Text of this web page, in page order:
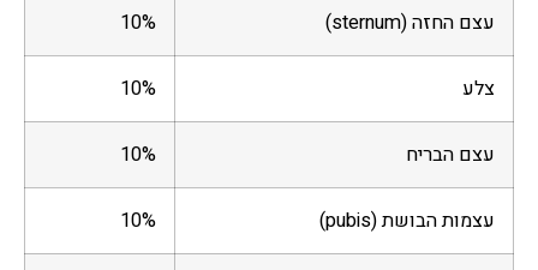
עצם החזה (sternum) 10%
צלע 10%
עצם הבריח 10%
עצמות הבושת (pubis) 10%